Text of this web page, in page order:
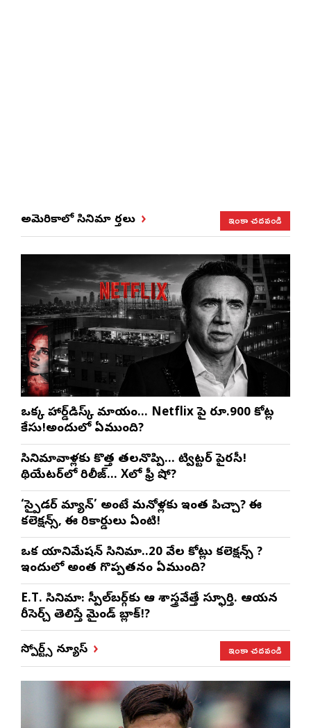
అమెరికాలో సినిమా వార్తలు ఇంకా చదవండి
ఒక్క హార్డ్‌డిస్క్ మాయం… Netflix పై రూ.900 కోట్ల
కేసు!అందులో ఏముంది?
సినిమావాళ్లకు కొత్త తలనొప్పి… ట్విట్టర్ పైరసీ!
థియేటర్‌లో రిలీజ్… Xలో ఫ్రీ షో?
‘స్పైడర్ మ్యాన్’ అంటే మనోళ్లకు ఇంత పిచ్చా? ఈ
కలెక్షన్స్, ఈ రికార్డులు ఏంటి!
ఒక యానిమేషన్ సినిమా..20 వేల కోట్లు కలెక్షన్స్ ?
ఇందులో అంత గొప్పతనం ఏముంది?
E.T. సినిమా: స్పీల్‌బర్గ్‌కు ఆ శాస్త్రవేత్తే స్ఫూర్తి. ఆయన
రీసెర్చ్ తెలిస్తే మైండ్ బ్లాక్!?
స్పోర్ట్స్ న్యూస్ ఇంకా చదవండి